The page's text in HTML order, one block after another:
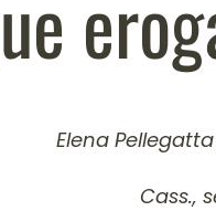
Elena Pellegatta
Cass.,